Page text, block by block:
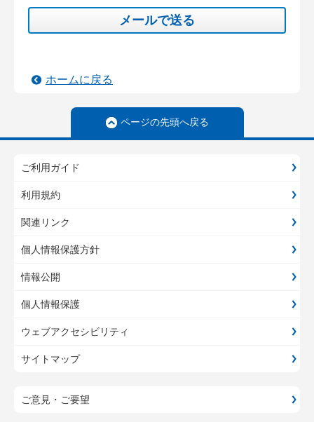
メールで送る
ホームに戻る
ページの先頭へ戻る
ご利用ガイド
利用規約
関連リンク
個人情報保護方針
情報公開
個人情報保護
ウェブアクセシビリティ
サイトマップ
ご意見・ご要望